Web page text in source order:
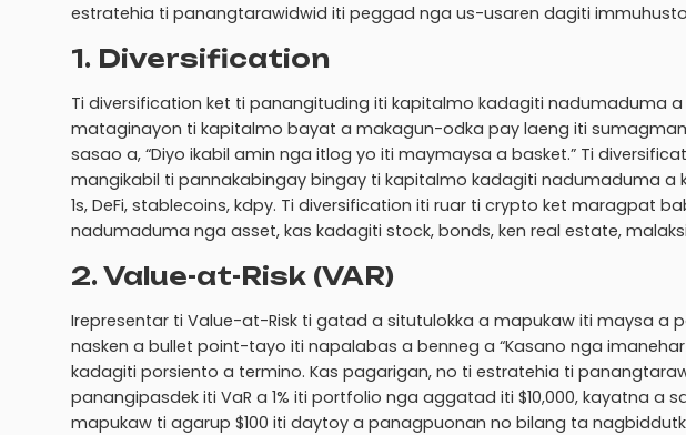
estratehia ti panangtarawidwid iti peggad nga us-usaren dagiti
1. Diversification
Ti diversification ket ti panangituding iti kapitalmo kadagiti nadumaduma
mataginayon ti kapitalmo bayat a makagun-odka pay laeng iti
sasao a, “Diyo ikabil amin nga itlog yo iti maymaysa a basket.” Ti
mangikabil ti pannakabingay bingay ti kapitalmo kadagiti nadumaduma a
1s, DeFi, stablecoins, kdpy. Ti diversification iti ruar ti crypto ket maragpat
nadumaduma nga asset, kas kadagiti stock, bonds, ken real estate,
2. Value-at-Risk (VAR)
Irepresentar ti Value-at-Risk ti gatad a situtulokka a mapukaw iti maysa a
nasken a bullet point-tayo iti napalabas a benneg a “Kasano nga
kadagiti porsiento a termino. Kas pagarigan, no ti estratehia ti
panangipasdek iti VaR a 1% iti portfolio nga aggatad iti $10,000, kayatna a
mapukaw ti agarup $100 iti daytoy a panagpuonan no bilang ta